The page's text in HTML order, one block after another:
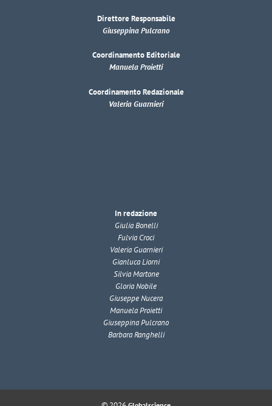
Direttore Responsabile
Giuseppina Pulcrano
Coordinamento Editoriale
Manuela Proietti
Coordinamento Redazionale
Valeria Guarnieri
In redazione
Giulia Bonelli
Fulvia Croci
Valeria Guarnieri
Gianluca Liorni
Silvia Martone
Gloria Nobile
Giuseppe Nucera
Manuela Proietti
Giuseppina Pulcrano
Barbara Ranghelli